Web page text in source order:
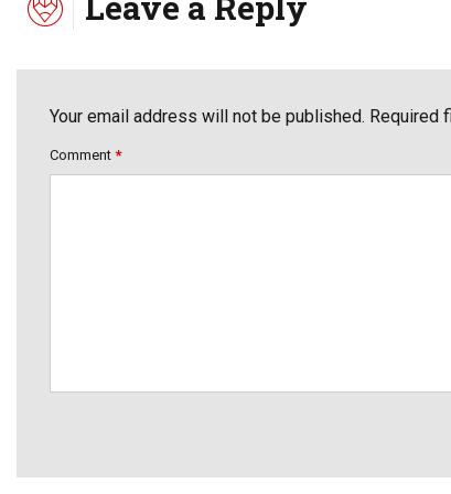
Your email address will not be published. Required
Comment *